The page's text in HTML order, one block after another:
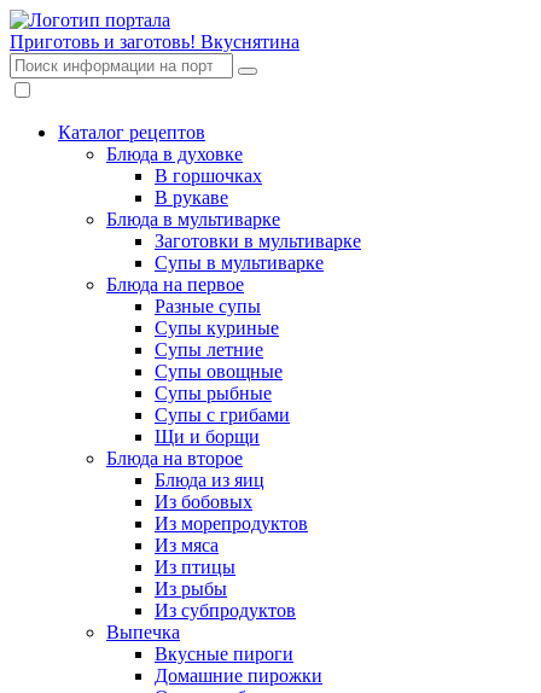
Приготовь и заготовь! Вкуснятина
Каталог рецептов
Блюда в духовке
В горшочках
В рукаве
Блюда в мультиварке
Заготовки в мультиварке
Супы в мультиварке
Блюда на первое
Разные супы
Супы куриные
Супы летние
Супы овощные
Супы рыбные
Супы с грибами
Щи и борщи
Блюда на второе
Блюда из яиц
Из бобовых
Из морепродуктов
Из мяса
Из птицы
Из рыбы
Из субпродуктов
Выпечка
Вкусные пироги
Домашние пирожки